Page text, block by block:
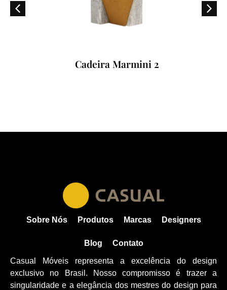
Cadeira Marmini 2
Sobre Nós Produtos Marcas Designers
Blog Contato
Casual Móveis representa a excelência do design
exclusivo no Brasil. Nosso compromisso é trazer a
singularidade e a elegância dos mestres do design para